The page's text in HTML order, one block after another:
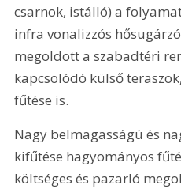
csarnok, istálló) a
infra vonalizzós
megoldott a szabadtéri
kapcsolódó külső
fűtése is.
Nagy belmagasságú és
kifűtése hagyományos
költséges és pazarló